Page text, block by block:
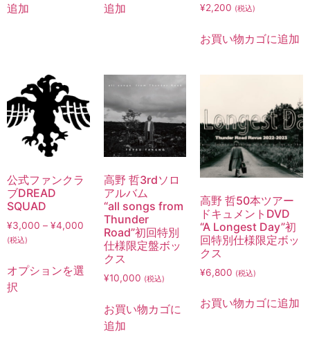
追加
追加
¥2,200 (税込)
お買い物カゴに追加
公式ファンクラ
ブDREAD
SQUAD
¥3,000 – ¥4,000
(税込)
オプションを選
択
高野 哲3rdソロ
アルバム
“all songs from
Thunder
Road”初回特別
仕様限定盤ボッ
クス
¥10,000 (税込)
お買い物カゴに
追加
高野 哲50本ツアー
ドキュメントDVD
“A Longest Day”初
回特別仕様限定ボッ
クス
¥6,800 (税込)
お買い物カゴに追加